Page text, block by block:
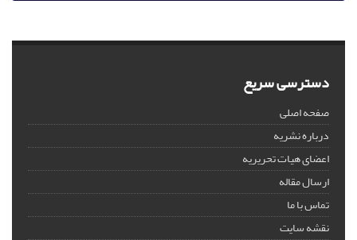
دسترسی سریع
صفحه اصلی
درباره نشریه
اعضای هیات تحریریه
ارسال مقاله
تماس با ما
نقشه سایت